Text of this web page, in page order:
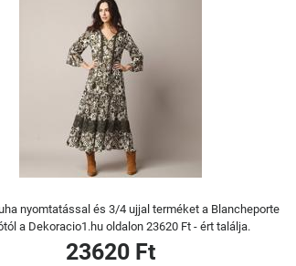
nyomtatással és 3/4 ujjal terméket a Blancheporte
a Dekoracio1.hu oldalon 23620 Ft - ért találja.
23620 Ft